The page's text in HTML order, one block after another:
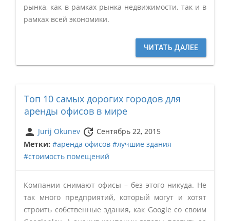
рынка, как в рамках рынка недвижимости, так и в
рамках всей экономики.
ЧИТАТЬ ДАЛЕЕ
Топ 10 самых дорогих городов для
аренды офисов в мире
person Jurij Okunev update Сентябрь 22, 2015
Метки: #аренда офисов #лучшие здания
#стоимость помещений
Компании снимают офисы – без этого никуда. Не
так много предприятий, который могут и хотят
строить собственные здания, как Google со своим